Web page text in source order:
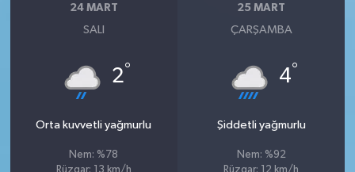
24 MART
SALI
2°
Orta kuvvetli yağmurlu
Nem: %78
Rüzgar: 13 km/h
25 MART
ÇARŞAMBA
4°
Şiddetli yağmurlu
Nem: %92
Rüzgar: 12 km/h